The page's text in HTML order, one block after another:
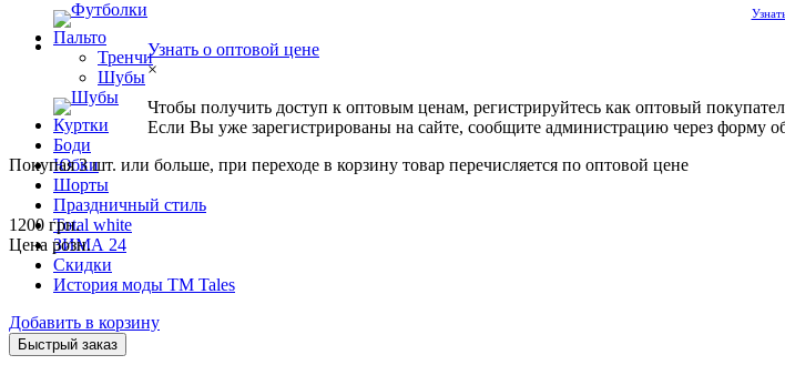
Пальто
Тренчи
Шубы
Куртки
Боди
Юбки
Шорты
Праздничный стиль
Total white
ЗИМА 24
Скидки
История моды ТМ Tales
Узнать о оптовой цене
×
Чтобы получить доступ к оптовым ценам, регистрируйтесь как оптовый
Если Вы уже зарегистрированы на сайте, сообщите администрацию через форму
Покупая 3 шт. или больше, при переходе в корзину товар перечисляется по оптовой цене
1200 грн.
Цена розн.
Добавить в корзину
Быстрый заказ